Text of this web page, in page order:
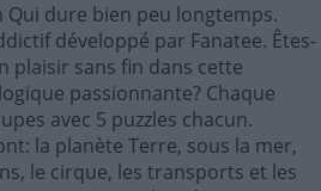
dure bien peu longtemps.
développé par Fanatee. Êtes-
plaisir sans fin dans cette
passionnante? Chaque
avec 5 puzzles chacun.
la planète Terre, sous la mer,
le cirque, les transports et les